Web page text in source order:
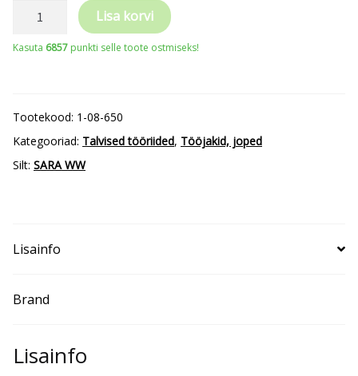
SARA
kogus
Lisa korvi
Kasuta 6857 punkti selle toote ostmiseks!
Tootekood: 1-08-650
Kategooriad: Talvised tööriided, Tööjakid, joped
Silt: SARA WW
Lisainfo
Brand
Lisainfo